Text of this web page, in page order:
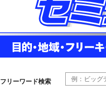
フリーワード検索